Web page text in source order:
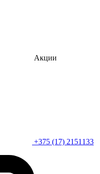
Акции
+375 (17) 2151133